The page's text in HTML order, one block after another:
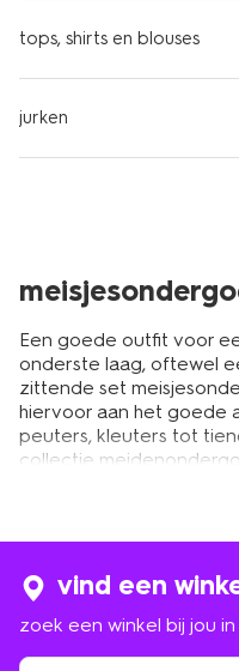
tops, shirts en blouses
jurken
Een goede outfit voor
onderste laag, oftewel
zittende set
hiervoor aan het goede
peuters, kleuters tot
collectie
modellen. Slipjes,
een hemd, topje of een
kleding voor kinderen en
collectie mee met de
moment.
vind een
zoek een winkel bij jou